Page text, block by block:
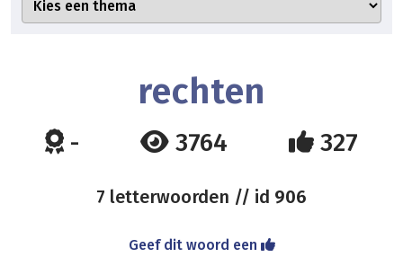
rechten
- 3764 327
7 letterwoorden // id 906
Geef dit woord een